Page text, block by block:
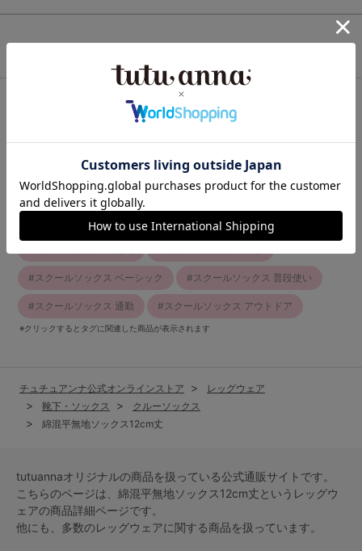
最近チェックしたアイテム
関連キーワード
スクールソックス ギフト スクールソックス カジュアル
スクールソックス 綿混 スクールソックス シンプル
スクールソックス ベーシック スクールソックス 普段使い
スクールソックス 通勤 スクールソックス アウトドア
※クリックするとタグに関連した商品が表示されます
チュチュアンナ公式オンラインストア
レッグウェア
靴下・ソックス
クルーソックス
綿混平無地ソックス12cm丈
tutuannaオリジナルの商品を扱っている公式通販サイトです。
こちらのページは、綿混平無地ソックス12cm丈という レッグウ
ェアの商品詳細ページです。
他にも、多数のレッグウェアに関する商品を扱っています。